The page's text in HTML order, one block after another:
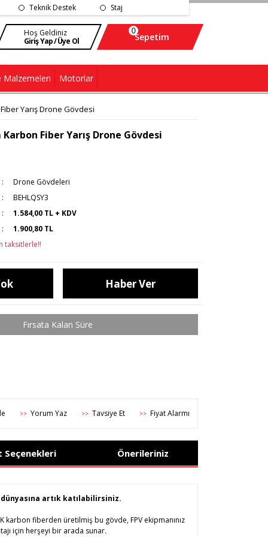
Teknik Destek Staj
Hoş Geldiniz
Giriş Yap / Üye Ol
Sepetim
0
Malzemeleri Motorlar
Yarış Drone Gövdesi
Fiber Yarış Drone Gövdesi
Drone Gövdeleri
BEHLQSY3
1.584,00 TL + KDV
1.900,80 TL
taksitlerle!!
Haber Ver
>> Yorum Yaz >> Tavsiye Et >> Fiyat Alarmı
Seçenekleri Önerileriniz
artık katılabilirsiniz.
karbon fiberden üretilmiş bu gövde, FPV ekipmanınız
için herşeyi bir arada sunar.